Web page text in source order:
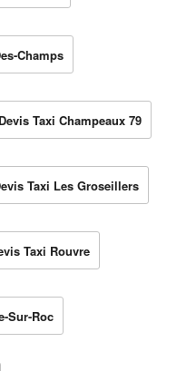
Champs
Devis Taxi Champeaux 79
Taxi Les Groseillers
Taxi Rouvre
Sur-Roc